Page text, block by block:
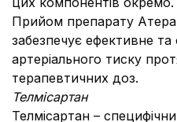
Прийом препарату
забезпечує ефективне та
артеріального тиску
терапевтичних доз.
Телмісартан
Телмісартан –